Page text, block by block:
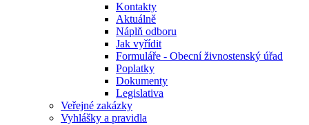
Kontakty
Aktuálně
Náplň odboru
Jak vyřídit
Formuláře - Obecní živnostenský úřad
Poplatky
Dokumenty
Legislativa
Veřejné zakázky
Vyhlášky a pravidla